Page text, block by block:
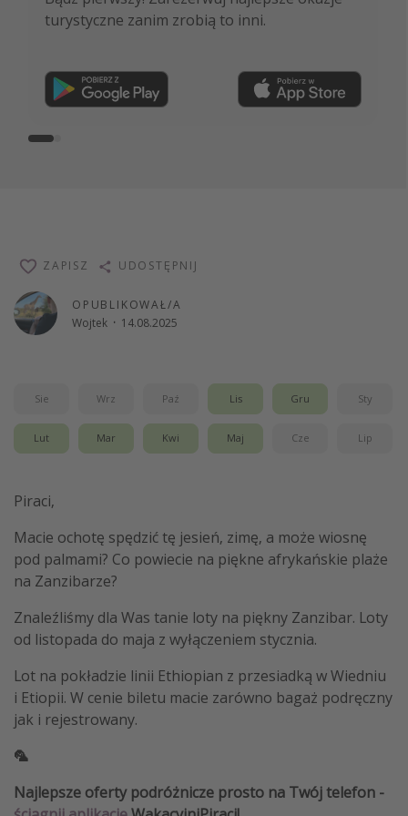
turystyczne zanim zrobią to inni.
ekspertów i wiele więcej!
OPUBLIKOWAŁ/A
Wojtek · 14.08.2025
ZAPISZ UDOSTĘPNIJ
Sie Wrz Paź Lis Gru Sty
Lut Mar Kwi Maj Cze Lip
Piraci,
Macie ochotę spędzić tę jesień, zimę, a może wiosnę
pod palmami? Co powiecie na piękne afrykańskie plaże
na Zanzibarze?
Znaleźliśmy dla Was tanie loty na piękny Zanzibar. Loty
od listopada do maja z wyłączeniem stycznia.
Lot na pokładzie linii Ethiopian z przesiadką w Wiedniu
i Etiopii. W cenie biletu macie zarówno bagaż podręczny
jak i rejestrowany.
🦜
Najlepsze oferty podróżnicze prosto na Twój telefon -